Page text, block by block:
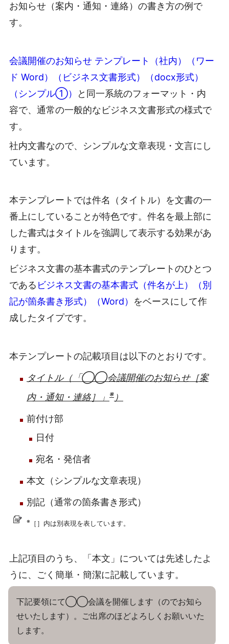
お知らせ（案内・通知・連絡）の書き方の例で
す。
会議開催のお知らせ テンプレート（社内）（ワー
ド Word）（ビジネス文書形式）（docx形式）
（シンプル①）
と同一系統のフォーマット・内
容で、通常の一般的なビジネス文書形式の様式で
す。
社内文書なので、シンプルな文章表現・文言にし
ています。
本テンプレートでは件名（タイトル）を文書の一
番上にしていることが特色です。件名を最上部に
した書式はタイトルを強調して表示する効果があ
ります。
ビジネス文書の基本書式のテンプレートのひとつ
である ビジネス文書の基本書式（件名が上）（別
記が箇条書き形式）（Word） をベースにして作
成したタイプです。
本テンプレートの記載項目は以下のとおりです。
タイトル（「◯◯会議開催のお知らせ［案
内・通知・連絡］」 ※ ）
前付け部
日付
宛名・発信者
本文（シンプルな文章表現）
別記（通常の箇条書き形式）
※ ［］内は別表現を表しています。
上記項目のうち、「本文」については先述したよ
うに、ごく簡単・簡潔に記載しています。
下記要領にて◯◯会議を開催します（のでお知ら
せいたします）。ご出席のほどよろしくお願いいた
します。